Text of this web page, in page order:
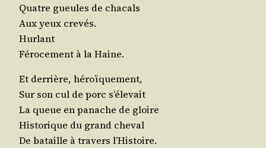
Quatre gueules de chacals
Aux yeux crevés.
Hurlant
Féro­ce­ment à la Haine.
Et der­rière, héroïquement,
Sur son cul de porc s’élevait
La queue en panache de gloire
His­to­rique du grand cheval
De bataille à tra­vers l’Histoire.